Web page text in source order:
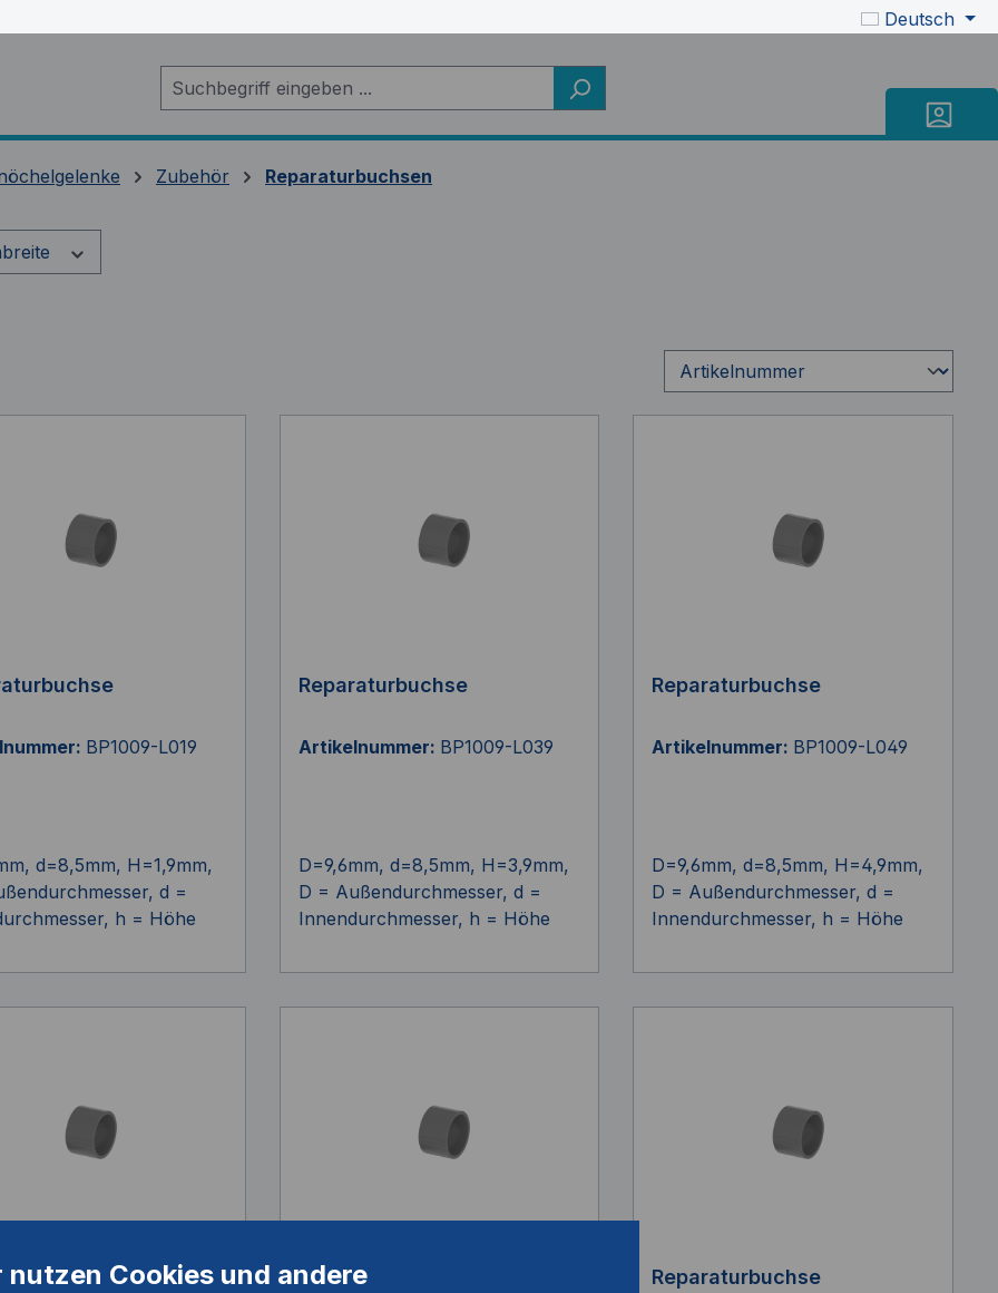
Deutsch
Zubehör Reparaturbuchsen
BP1009-L019
d=8,5mm, H=1,9mm,
d =
h = Höhe
Reparaturbuchse
Artikelnummer: BP1009-L039
D=9,6mm, d=8,5mm, H=3,9mm,
D = Außendurchmesser, d =
Innendurchmesser, h = Höhe
Reparaturbuchse
Artikelnummer: BP1009-L049
D=9,6mm, d=8,5mm, H=4,9mm,
D = Außendurchmesser, d =
Innendurchmesser, h = Höhe
Reparaturbuchse Reparaturbuchse
nutzen Cookies und andere